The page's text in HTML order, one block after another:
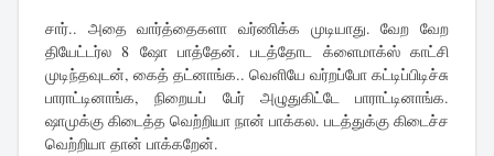
சார்.. அதை வார்த்தைகளா வர்ணிக்க முடியாது. வேற வேற
தியேட்டர்ல 8 ஷோ பாத்தேன். படத்தோட க்ளைமாக்ஸ் காட்சி
முடிந்தவுடன், கைத் தட்னாங்க.. வெளியே வர்றப்போ கட்டிப்பிடிச்சு
பாராட்டினாங்க, நிறையப் பேர் அழுதுகிட்டே பாராட்டினாங்க.
ஷாமுக்கு கிடைத்த வெற்றியா நான் பாக்கல. படத்துக்கு கிடைச்ச
வெற்றியா தான் பாக்கறேன்.